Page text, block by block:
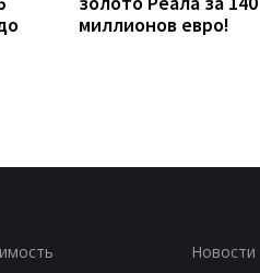
миллионов евро!
Новости